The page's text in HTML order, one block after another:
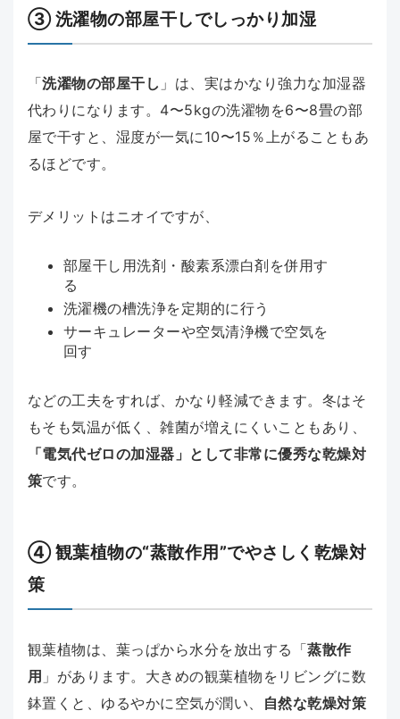
③ 洗濯物の部屋干しでしっかり加湿
「洗濯物の部屋干し 」は、実はかなり強力な加湿器
代わりになります。4〜5kgの洗濯物を6〜8畳の部
屋で干すと、湿度が一気に10〜15％上がることもあ
るほどです。
デメリットはニオイですが、
部屋干し用洗剤・酸素系漂白剤を併用す
る
洗濯機の槽洗浄を定期的に行う
サーキュレーターや空気清浄機で空気を
回す
などの工夫をすれば、かなり軽減できます。冬はそ
もそも気温が低く、雑菌が増えにくいこともあり、
「電気代ゼロの加湿器」として非常に優秀な乾燥対
策です。
④ 観葉植物の“蒸散作用”でやさしく乾燥対
策
観葉植物は、葉っぱから水分を放出する「蒸散作
用 」があります。大きめの観葉植物をリビングに数
鉢置くと、ゆるやかに空気が潤い、
自然な乾燥対策